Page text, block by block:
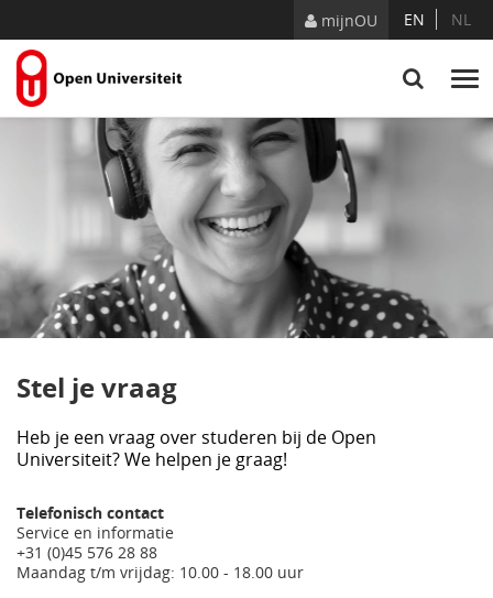
mijnOU EN NL
Stel je vraag
Heb je een vraag over studeren bij de Open
Universiteit? We helpen je graag!
Telefonisch contact
Service en informatie
+31 (0)45 576 28 88
Maandag t/m vrijdag: 10.00 - 18.00 uur